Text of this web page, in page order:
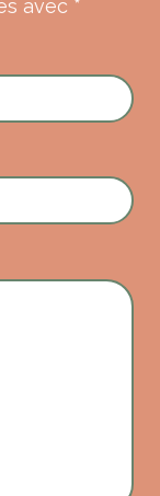
avec *